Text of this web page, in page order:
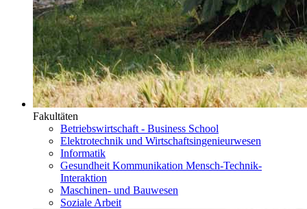
Fakultäten
Betriebswirtschaft - Business School
Elektrotechnik und Wirtschaftsingenieurwesen
Informatik
Gesundheit Kommunikation Mensch-Technik-
Interaktion
Maschinen- und Bauwesen
Soziale Arbeit